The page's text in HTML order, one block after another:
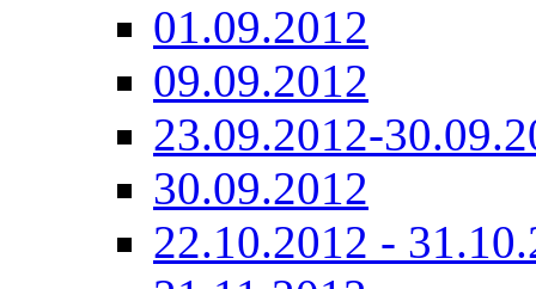
01.09.2012
09.09.2012
23.09.2012-
30.09.2012
22.10.2012 -